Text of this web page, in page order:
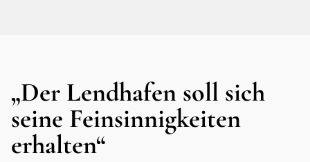
„Der Lendhafen soll sich
seine Feinsinnigkeiten
erhalten“